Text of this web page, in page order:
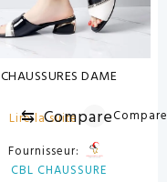
CHAUSSURES DAME
Lire la suite
⇆ Compare
Fournisseur:
CBL CHAUSSURE